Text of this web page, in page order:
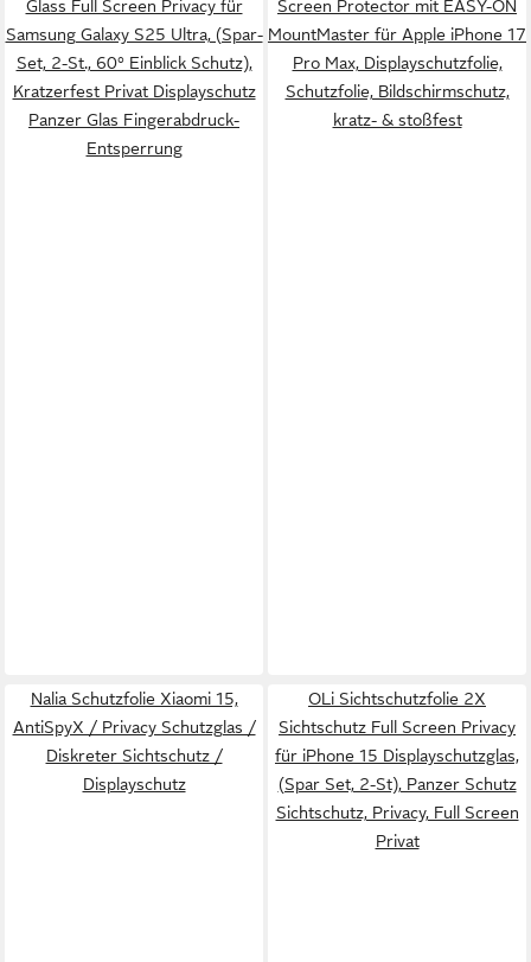
Glass Full Screen Privacy für
Samsung Galaxy S25 Ultra, (Spar-
Set, 2-St., 60° Einblick Schutz),
Kratzerfest Privat Displayschutz
Panzer Glas Fingerabdruck-
Entsperrung
Screen Protector mit EASY-ON
MountMaster für Apple iPhone 17
Pro Max, Displayschutzfolie,
Schutzfolie, Bildschirmschutz,
kratz- & stoßfest
Nalia Schutzfolie Xiaomi 15,
AntiSpyX / Privacy Schutzglas /
Diskreter Sichtschutz /
Displayschutz
OLi Sichtschutzfolie 2X
Sichtschutz Full Screen Privacy
für iPhone 15 Displayschutzglas,
(Spar Set, 2-St), Panzer Schutz
Sichtschutz, Privacy, Full Screen
Privat